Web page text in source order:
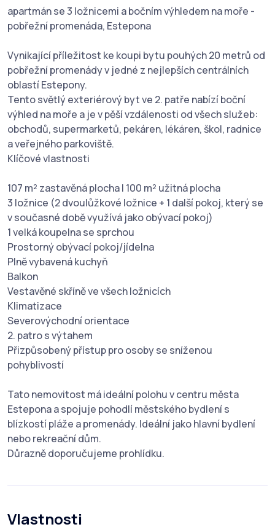
apartmán se 3 ložnicemi a bočním výhledem na moře -
pobřežní promenáda, Estepona
Vynikající příležitost ke koupi bytu pouhých 20 metrů od
pobřežní promenády v jedné z nejlepších centrálních
oblastí Estepony.
Tento světlý exteriérový byt ve 2. patře nabízí boční
výhled na moře a je v pěší vzdálenosti od všech služeb:
obchodů, supermarketů, pekáren, lékáren, škol, radnice
a veřejného parkoviště.
Klíčové vlastnosti
107 m² zastavěná plocha | 100 m² užitná plocha
3 ložnice (2 dvoulůžkové ložnice + 1 další pokoj, který se
v současné době využívá jako obývací pokoj)
1 velká koupelna se sprchou
Prostorný obývací pokoj/jídelna
Plně vybavená kuchyň
Balkon
Vestavěné skříně ve všech ložnicích
Klimatizace
Severovýchodní orientace
2. patro s výtahem
Přizpůsobený přístup pro osoby se sníženou
pohyblivostí
Tato nemovitost má ideální polohu v centru města
Estepona a spojuje pohodlí městského bydlení s
blízkostí pláže a promenády. Ideální jako hlavní bydlení
nebo rekreační dům.
Důrazně doporučujeme prohlídku.
Vlastnosti